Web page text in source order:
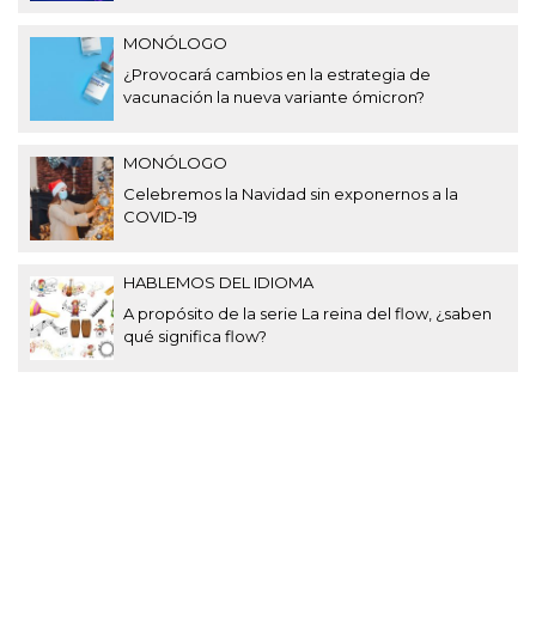
MONÓLOGO
¿Provocará cambios en la estrategia de
vacunación la nueva variante ómicron?
MONÓLOGO
Celebremos la Navidad sin exponernos a la
COVID-19
HABLEMOS DEL IDIOMA
A propósito de la serie La reina del flow, ¿saben
qué significa flow?